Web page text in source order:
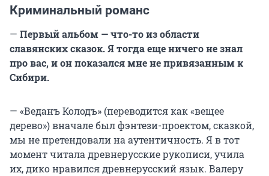
Криминальный романс
— Первый альбом — что-то из области
славянских сказок. Я тогда еще ничего не знал
про вас, и он показался мне не привязанным к
Сибири.
— «Веданъ Колодъ» (переводится как «вещее
дерево») вначале был фэнтези-проектом, сказкой,
мы не претендовали на аутентичность. Я в тот
момент читала древнерусские рукописи, учила
их, дико нравился древнерусский язык. Валеру